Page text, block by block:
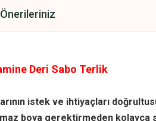
Önerileriniz
Deri Sabo Terlik
istek ve ihtiyaçları
boya gerektirmeden kolayca